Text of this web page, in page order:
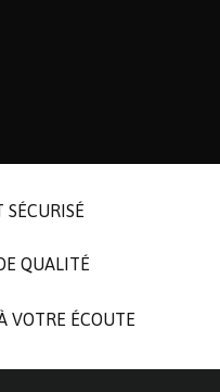
SÉCURISÉ
QUALITÉ
VOTRE ÉCOUTE